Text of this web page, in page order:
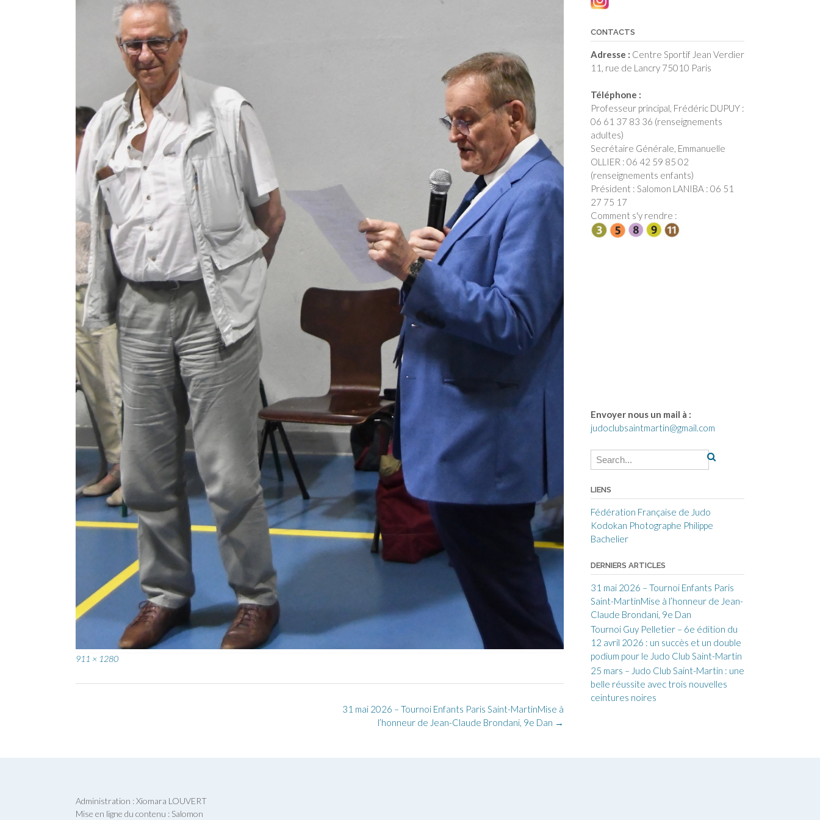
Full
911 × 1280
31 mai 2026 – Tournoi Enfants Paris Saint-MartinMise à
l’honneur de Jean-Claude Brondani, 9e Dan →
CONTACTS
Adresse : Centre Sportif Jean Verdier
11, rue de Lancry 75010 Paris
Téléphone :
Professeur principal, Frédéric DUPUY :
06 61 37 83 36 (renseignements
adultes)
Secrétaire Générale, Emmanuelle
OLLIER : 06 42 59 85 02
(renseignements enfants)
Président : Salomon LANIBA : 06 51
27 75 17
Comment s'y rendre :
Envoyer nous un mail à :
judoclubsaintmartin@gmail.com
LIENS
Fédération Française de Judo
Kodokan Photographe Philippe
Bachelier
DERNIERS ARTICLES
31 mai 2026 – Tournoi Enfants Paris
Saint-MartinMise à l’honneur de Jean-
Claude Brondani, 9e Dan
Tournoi Guy Pelletier – 6e édition du
12 avril 2026 : un succès et un double
podium pour le Judo Club Saint-Martin
25 mars – Judo Club Saint-Martin : une
belle réussite avec trois nouvelles
ceintures noires
Administration : Xiomara LOUVERT
Mise en ligne du contenu : Salomon